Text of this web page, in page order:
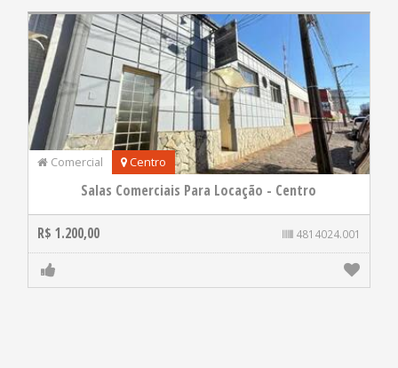
Comercial Centro
Salas Comerciais Para Locação - Centro
R$ 1.200,00 4814024.001